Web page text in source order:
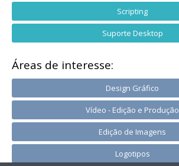
Scripting
Suporte Desktop
Áreas de interesse:
Design Gráfico
Vídeo - Edição e Produção
Edição de Imagens
Logotipos